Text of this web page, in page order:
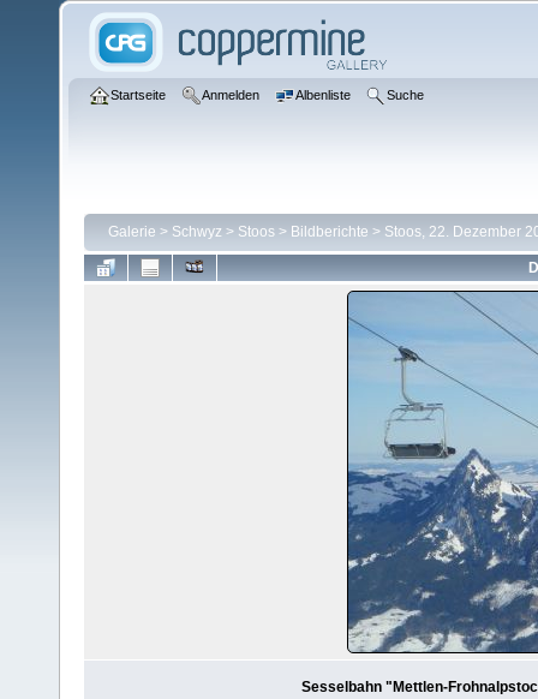
Startseite Anmelden Albenliste Suche
Galerie > Schwyz > Stoos > Bildberichte > Stoos, 22. Dezember
Sesselbahn "Mettlen-